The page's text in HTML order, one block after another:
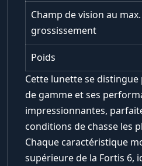
Champ de vision au max.
grossissement
Poids
Cette lunette se
de gamme et ses
impressionnantes,
conditions de chasse les
Chaque caractéristique
supérieure de la Fortis 6,